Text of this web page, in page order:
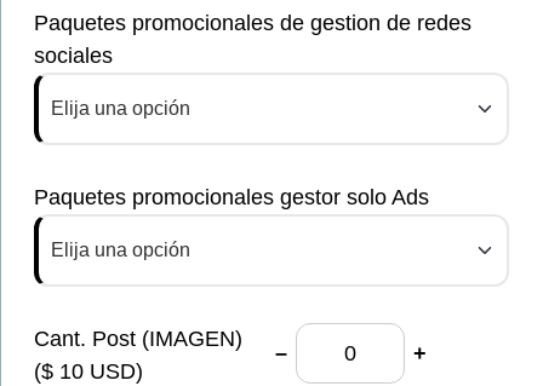
Paquetes promocionales de gestion de redes
sociales
Elija una opción
Paquetes promocionales gestor solo Ads
Elija una opción
Cant. Post (IMAGEN)
($ 10 USD)
– +